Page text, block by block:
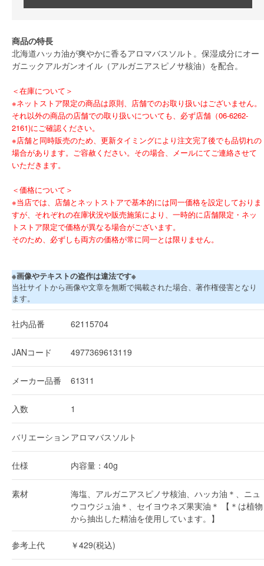
商品の特長
北海道ハッカ油が爽やかに香るアロマバスソルト。保湿成分にオー
ガニックアルガンオイル（アルガニアスピノサ核油）を配合。
＜在庫について＞
※ネットストア限定の商品は原則、店舗でのお取り扱いはございません。
それ以外の商品の店舗での取り扱いについても、必ず店舗（06-6262-
2161)にご確認ください。
※店舗と同時販売のため、更新タイミングにより注文完了後でも品切れの
場合があります。ご容赦ください。その場合、メールにてご連絡させて
いただきます。
＜価格について＞
※当店では、店舗とネットストアで基本的には同一価格を設定しておりま
すが、それぞれの在庫状況や販売施策により、一時的に店舗限定・ネッ
トストア限定で価格が異なる場合がございます。
そのため、必ずしも両方の価格が常に同一とは限りません。
※画像やテキストの盗作は違法です※
当社サイトから画像や文章を無断で掲載された場合、著作権侵害となり
ます。
社内品番 62115704
JANコード 4977369613119
メーカー品番 61311
入数 1
バリエーション アロマバスソルト
仕様 内容量：40g
素材
海塩、アルガニアスピノサ核油、ハッカ油＊、ニュ
ウコウジュ油＊、セイヨウネズ果実油＊ 【＊は植物
から抽出した精油を使用しています。】
参考上代 ￥429(税込)